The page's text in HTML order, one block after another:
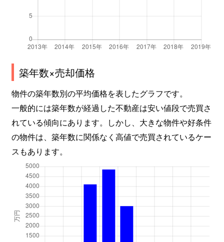
築年数×売却価格
物件の築年数別の平均価格を表したグラフです。
一般的には築年数が経過した不動産は安い値段で売買さ
れている傾向にあります。しかし、大きな物件や好条件
の物件は、築年数に関係なく高値で売買されているケー
スもあります。